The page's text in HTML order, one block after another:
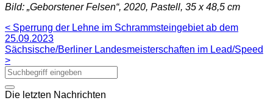
Bild: „Geborstener Felsen“, 2020, Pastell, 35 x 48,5 cm
< Sperrung der Lehne im Schrammsteingebiet ab dem
25.09.2023
Sächsische/Berliner Landesmeisterschaften im Lead/Speed
>
Die letzten Nachrichten